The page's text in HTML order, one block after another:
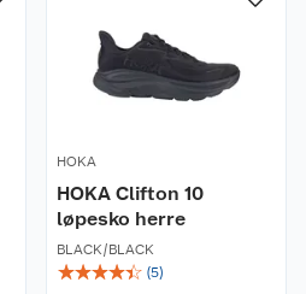
HOKA
HOKA Clifton 10
løpesko herre
BLACK/BLACK
☆☆☆☆☆ (5)